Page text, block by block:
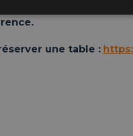
une table :